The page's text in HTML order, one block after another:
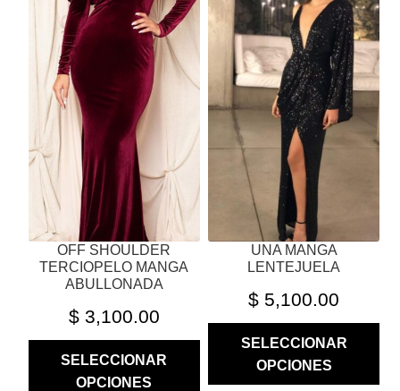
OFF SHOULDER
TERCIOPELO MANGA
ABULLONADA
$3,100.00
SELECCIONAR
OPCIONES
TIENE
MÚLTIPLES
VARIANTES.
LAS
OPCIONES
SE
PUEDEN
ELEGIR
EN
LA
PÁGINA
PRODUCTO
UNA MANGA
LENTEJUELA
$ 5,100.00
SELECCIONAR
OPCIONES
TIENE
MÚLTIPLES
VARIANTES.
OPCIONES
PUEDEN
ELEGIR
PÁGINA